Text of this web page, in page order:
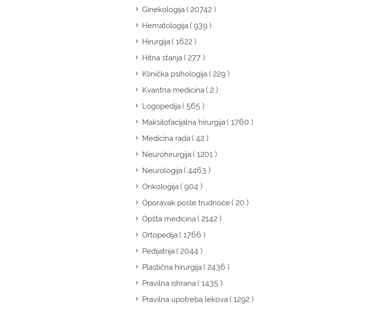
Ginekologija( 20742 )
Hematologija( 939 )
Hirurgija( 1622 )
Hitna stanja( 277 )
Klinička psihologija( 229 )
Kvantna medicina( 2 )
Logopedija( 565 )
Maksilofacijalna hirurgija( 1760 )
Medicina rada( 42 )
Neurohirurgija( 1201 )
Neurologija( 4463 )
Onkologija( 904 )
Oporavak posle trudnoće( 20 )
Opšta medicina( 2142 )
Ortopedija( 1766 )
Pedijatrija( 2044 )
Plastična hirurgija( 2436 )
Pravilna ishrana( 1435 )
Pravilna upotreba lekova( 1292 )